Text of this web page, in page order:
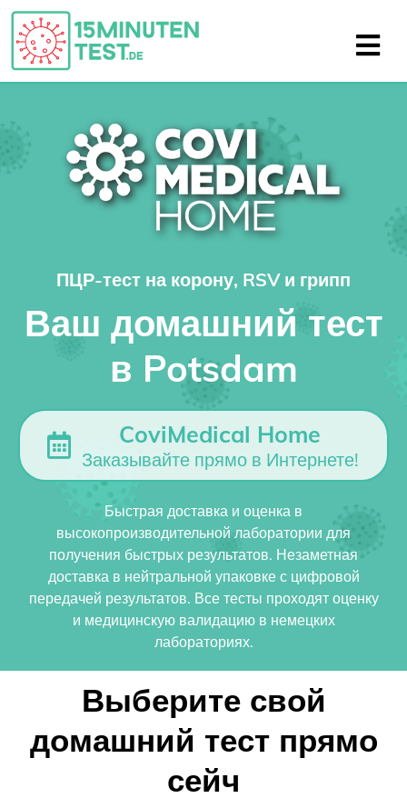
ПЦР-тест на корону, RSV и грипп
Ваш домашний тест
в Potsdam
CoviMedical Home
Заказывайте прямо в Интернете!
Быстрая доставка и оценка в
высокопроизводительной лаборатории для
получения быстрых результатов. Незаметная
доставка в нейтральной упаковке с цифровой
передачей результатов. Все тесты проходят оценку
и медицинскую валидацию в немецких
лабораториях.
Выберите свой
домашний тест прямо
сейч